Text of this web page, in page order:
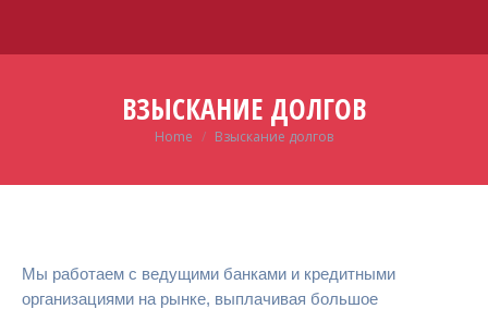
ВЗЫСКАНИЕ ДОЛГОВ
You are here:
Home Взыскание долгов
Мы работаем с ведущими банками и кредитными
организациями на рынке, выплачивая большое